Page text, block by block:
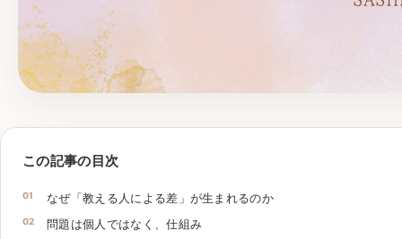
この記事の目次
なぜ「教える人による差」が生まれるのか
問題は個人ではなく、仕組み